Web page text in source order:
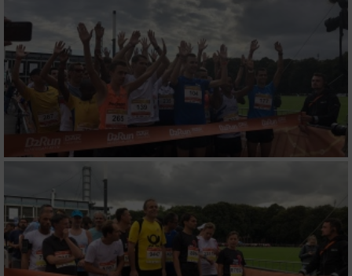
Messung der Performance von Inhalten
Analyse von Zielgruppen durch Statistiken
oder Kombinationen von Daten aus
verschiedenen Quellen
Entwicklung und Verbesserung der Angebote
Verwendung reduzierter Daten zur Auswahl
IAB-Besonderheiten:
Verwendung genauer Standortdaten